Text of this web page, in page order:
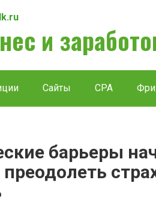
и
Сайты CPA
барьеры